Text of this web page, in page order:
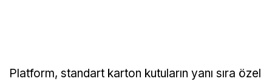
Platform, standart karton kutuların yanı sıra özel